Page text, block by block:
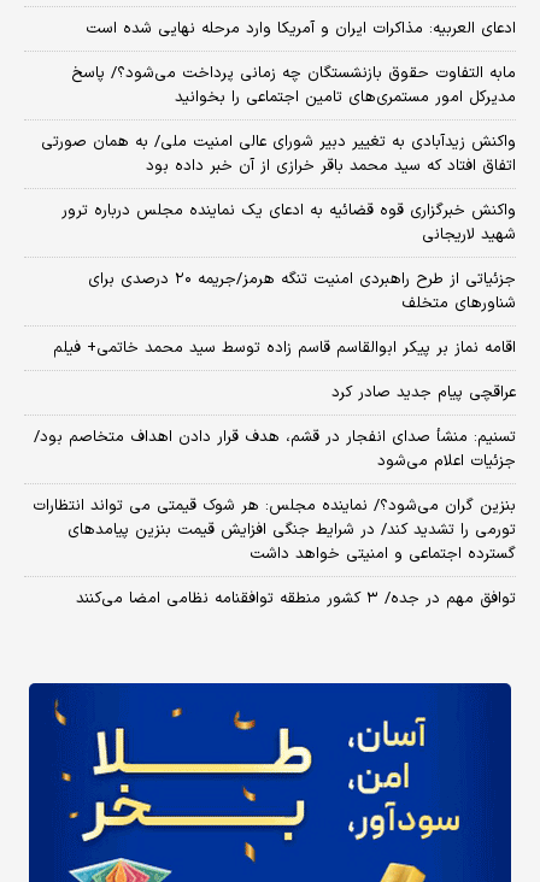
ادعای العربیه: مذاکرات ایران و آمریکا وارد مرحله نهایی شده است
مابه التفاوت حقوق بازنشستگان چه زمانی پرداخت می‌شود؟/ پاسخ
مدیرکل امور مستمری‌های تامین اجتماعی را بخوانید
واکنش زیدآبادی به تغییر دبیر شورای عالی امنیت ملی/ به همان صورتی
اتفاق افتاد که سید محمد باقر خرازی از آن خبر داده بود
واکنش خبرگزاری قوه قضائیه به ادعای یک نماینده مجلس درباره ترور
شهید لاریجانی
جزئیاتی از طرح راهبردی امنیت تنگه هرمز/جریمه ۲۰ درصدی برای
شناورهای متخلف
اقامه نماز بر پیکر ابوالقاسم قاسم زاده توسط سید محمد خاتمی+ فیلم
عراقچی پیام جدید صادر کرد
تسنیم: منشأ صدای انفجار در قشم، هدف قرار دادن اهداف متخاصم بود/
جزئیات اعلام می‌شود
بنزین گران می‌شود؟/ نماینده مجلس: هر شوک قیمتی می تواند انتظارات
تورمی را تشدید کند/ در شرایط جنگی افزایش قیمت بنزین پیامدهای
گسترده اجتماعی و امنیتی خواهد داشت
توافق مهم در جده/ ۳ کشور منطقه توافقنامه نظامی امضا می‌کنند